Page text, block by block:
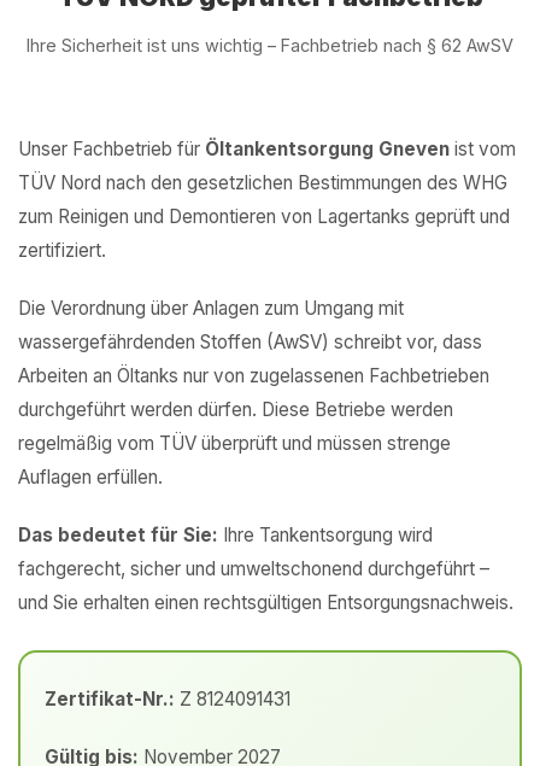
Ihre Sicherheit ist uns wichtig – Fachbetrieb nach § 62 AwSV
Unser Fachbetrieb für Öltankentsorgung Gneven ist vom
TÜV Nord nach den gesetzlichen Bestimmungen des WHG
zum Reinigen und Demontieren von Lagertanks geprüft und
zertifiziert.
Die Verordnung über Anlagen zum Umgang mit
wassergefährdenden Stoffen (AwSV) schreibt vor, dass
Arbeiten an Öltanks nur von zugelassenen Fachbetrieben
durchgeführt werden dürfen. Diese Betriebe werden
regelmäßig vom TÜV überprüft und müssen strenge
Auflagen erfüllen.
Das bedeutet für Sie: Ihre Tankentsorgung wird
fachgerecht, sicher und umweltschonend durchgeführt –
und Sie erhalten einen rechtsgültigen Entsorgungsnachweis.
Zertifikat-Nr.: Z 8124091431
Gültig bis: November 2027